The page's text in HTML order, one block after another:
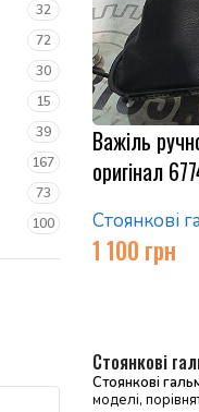
32
72
30
15
39
167
73
100
Важіль
оригінал
Стоянкові
1 100 грн
Стоянкові
Стоянкові
моделі,